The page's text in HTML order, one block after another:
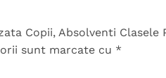
Copii, Absolventi Clasele
sunt marcate cu *